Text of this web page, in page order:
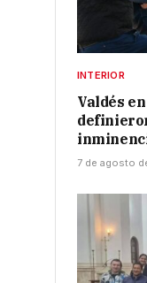
INTERIOR
Valdés
7 de agosto